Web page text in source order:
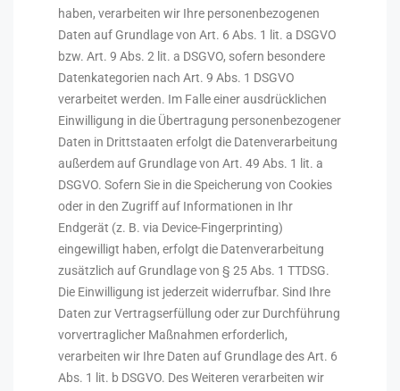
haben, verarbeiten wir Ihre personenbezogenen
Daten auf Grundlage von Art. 6 Abs. 1 lit. a DSGVO
bzw. Art. 9 Abs. 2 lit. a DSGVO, sofern besondere
Datenkategorien nach Art. 9 Abs. 1 DSGVO
verarbeitet werden. Im Falle einer ausdrücklichen
Einwilligung in die Übertragung personenbezogener
Daten in Drittstaaten erfolgt die Datenverarbeitung
außerdem auf Grundlage von Art. 49 Abs. 1 lit. a
DSGVO. Sofern Sie in die Speicherung von Cookies
oder in den Zugriff auf Informationen in Ihr
Endgerät (z. B. via Device-Fingerprinting)
eingewilligt haben, erfolgt die Datenverarbeitung
zusätzlich auf Grundlage von § 25 Abs. 1 TTDSG.
Die Einwilligung ist jederzeit widerrufbar. Sind Ihre
Daten zur Vertragserfüllung oder zur Durchführung
vorvertraglicher Maßnahmen erforderlich,
verarbeiten wir Ihre Daten auf Grundlage des Art. 6
Abs. 1 lit. b DSGVO. Des Weiteren verarbeiten wir